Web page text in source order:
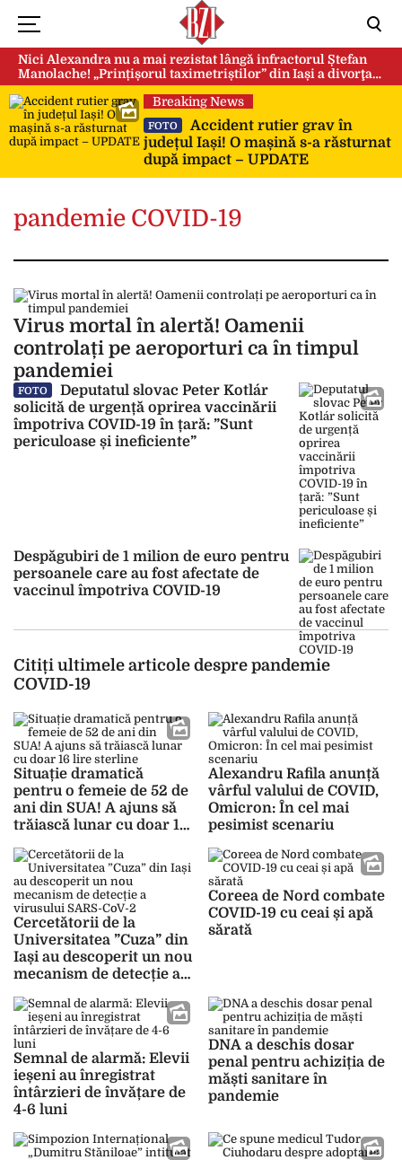
Nici Alexandra nu a mai rezistat lângă infractorul Ștefan
Manolache! „Prințișorul taximetriștilor” din Iași a divorţat
după doi ani de căsnicie
Breaking News
FOTO
Accident rutier grav în
județul Iași! O mașină s-a răsturnat
după impact – UPDATE
pandemie COVID-19
Virus mortal în alertă! Oamenii
controlați pe aeroporturi ca în timpul
pandemiei
FOTO
Deputatul slovac Peter Kotlár
solicită de urgență oprirea vaccinării
împotriva COVID-19 în țară: ”Sunt
periculoase și ineficiente”
Despăgubiri de 1 milion de euro pentru
persoanele care au fost afectate de
vaccinul împotriva COVID-19
Citiți ultimele articole despre pandemie
COVID-19
Situație dramatică
pentru o femeie de 52 de
ani din SUA! A ajuns să
trăiască lunar cu doar 16
Alexandru Rafila anunță
vârful valului de COVID,
Omicron: În cel mai
pesimist scenariu
Cercetătorii de la
Universitatea ”Cuza” din
Iași au descoperit un nou
mecanism de detecție a
Coreea de Nord combate
COVID-19 cu ceai și apă
sărată
Semnal de alarmă: Elevii
ieșeni au înregistrat
întârzieri de învățare de
4-6 luni
DNA a deschis dosar
penal pentru achiziția de
măști sanitare în
pandemie